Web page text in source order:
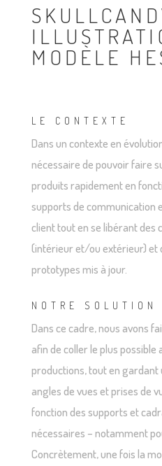
MODÈLE
LE CONTEXTE
Dans un contexte en
nécessaire de pouvoir faire
produits rapidement en
supports de communication
client tout en se libérant des
(intérieur et/ou extérieur) et
prototypes mis à jour.
NOTRE SOLUTION
Dans ce cadre, nous avons
afin de coller le plus possible
productions, tout en gardant
angles de vues et prises de
fonction des supports et
nécessaires – notamment
Concrètement, une fois la